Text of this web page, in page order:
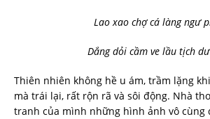
Lao xao chợ cá làng ngư
Dắng dỏi cầm ve lầu tịch
Thiên nhiên không hề u ám, trầm lặng
mà trái lại, rất rộn rã và sôi động. Nhà
tranh của mình những hình ảnh vô cùng